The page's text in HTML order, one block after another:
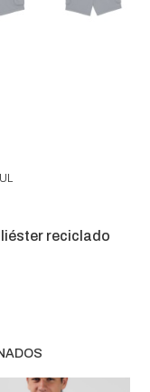
reciclado